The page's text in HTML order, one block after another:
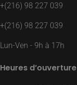
+(216) 98 227 039
+(216) 98 227 039
Lun-Ven - 9h à 17h
Heures d’ouverture